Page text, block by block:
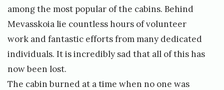
among the most popular of the cabins. Behind
Mevasskoia lie countless hours of volunteer
work and fantastic efforts from many dedicated
individuals. It is incredibly sad that all of this has
now been lost.
The cabin burned at a time when no one was